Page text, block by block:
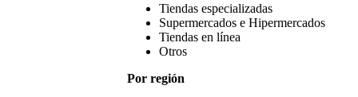
Tiendas especializadas
Supermercados e Hipermercados
Tiendas en línea
Otros
Por región